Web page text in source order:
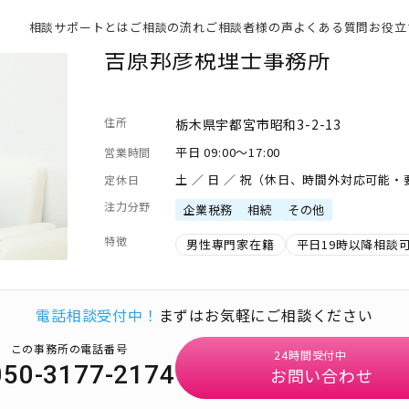
相談サポートとは ご相談の流れご相談者様の声よくある質問お役
吉原邦彦税理士事務所
住所 栃木県宇都宮市昭和3-2-13
営業時間 平日 09:00～17:00
定休日 土 ／ 日 ／ 祝（休日、時間外対応可能・
注力分野 企業税務 相続 その他
特徴 男性専門家在籍 平日19時以降相談
電話相談受付中！ まずはお気軽にご相談ください
この事務所の電話番号
3177-2174
24時間受付中
お問い合わせ